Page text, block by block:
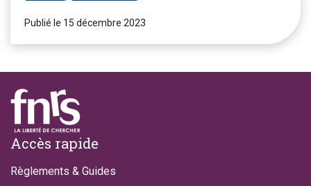
Publié le 15 décembre 2023
Footer
Accès rapide
Règlements & Guides